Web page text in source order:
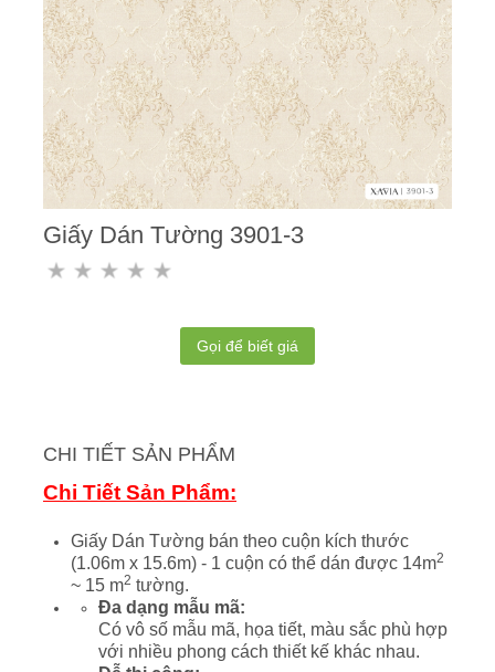
Giấy Dán Tường 3901-3
Gọi để biết giá
CHI TIẾT SẢN PHẨM
Chi Tiết Sản Phẩm:
Giấy Dán Tường bán theo cuộn kích thước
(1.06m x 15.6m) - 1 cuộn có thể dán được 14m2
~ 15 m2 tường.
Đa dạng mẫu mã:
Có vô số mẫu mã, họa tiết, màu sắc phù hợp
với nhiều phong cách thiết kế khác nhau.